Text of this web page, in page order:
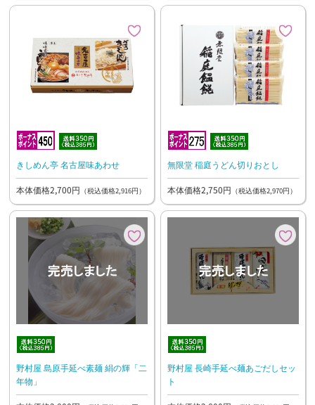
きしめん亭 名古屋味あわせ
本体価格2,700円 （税込価格2,916円）
無限堂 稲庭うどん切りおとし
本体価格2,750円 （税込価格2,970円）
野村屋 島原手延べ素麺 絹の輝「二
年物」
野村屋 長崎手延べ麺あごだしセッ
ト